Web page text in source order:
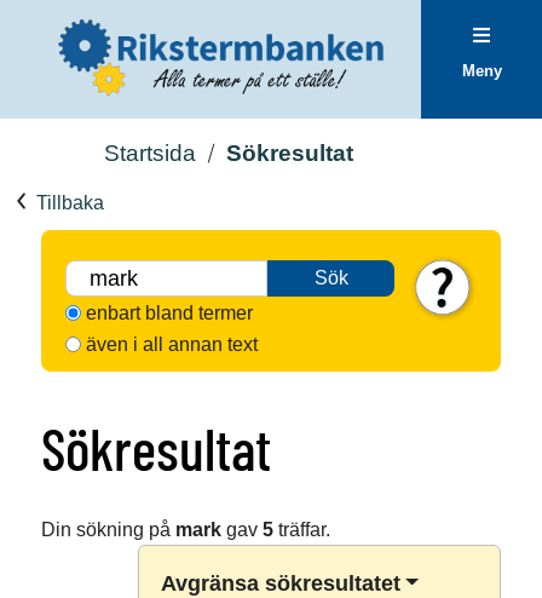
Meny
Startsida Sökresultat
Tillbaka
Sök
enbart bland termer
även i all annan text
Sökresultat
Din sökning på markgav 5träffar.
Avgränsa sökresultatet